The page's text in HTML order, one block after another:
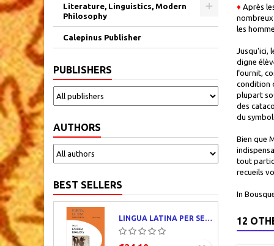
Literature, Linguistics, Modern
Philosophy
Calepinus Publisher
PUBLISHERS
AUTHORS
BEST SELLERS
LINGUA LATINA PER SE ILLUSTRATA. PARS I : FAMILIA ROMANA
♦ Après
les
Jusqu'ici,
digne
fournit,
condition
plupart
des
du
Bien que
tout
recueils
In
12